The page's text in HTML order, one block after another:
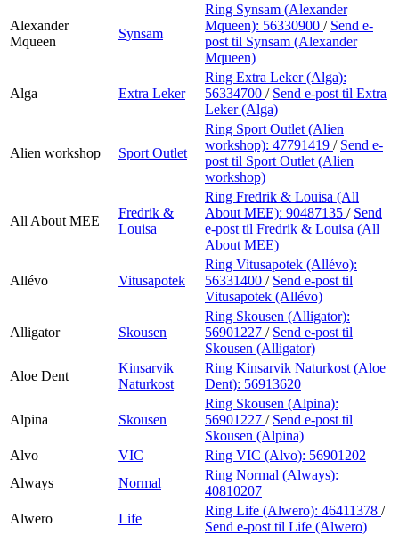
Alexander
Mqueen
Synsam
Ring Synsam (Alexander
Mqueen): 56330900 / Send e-
post til Synsam (Alexander
Mqueen)
Alga Extra Leker
Ring Extra Leker (Alga):
56334700 / Send e-post til Extra
Leker (Alga)
Alien workshop Sport Outlet
Ring Sport Outlet (Alien
workshop): 47791419 / Send e-
post til Sport Outlet (Alien
workshop)
All About MEE
Fredrik &
Louisa
Ring Fredrik & Louisa (All
About MEE): 90487135 / Send
e-post til Fredrik & Louisa (All
About MEE)
Allévo Vitusapotek
Ring Vitusapotek (Allévo):
56331400 / Send e-post til
Vitusapotek (Allévo)
Alligator Skousen
Ring Skousen (Alligator):
56901227 / Send e-post til
Skousen (Alligator)
Aloe Dent
Kinsarvik
Naturkost
Ring Kinsarvik Naturkost (Aloe
Dent): 56913620
Alpina Skousen
Ring Skousen (Alpina):
56901227 / Send e-post til
Skousen (Alpina)
Alvo
VIC Ring VIC (Alvo): 56901202
Always
Normal
Ring Normal (Always):
40810207
Alwero
Life
Ring Life (Alwero): 46411378 /
Send e-post til Life (Alwero)